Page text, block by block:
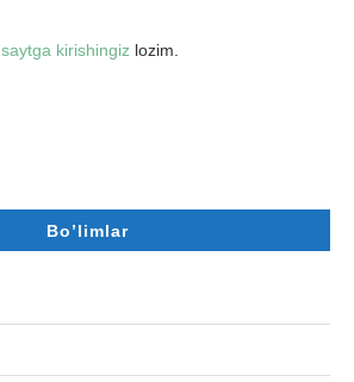
saytga kirishingiz lozim.
Bo’limlar